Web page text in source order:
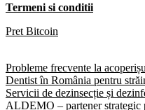
Termeni si conditii
Pret Bitcoin
Probleme frecvente la
Dentist în România pentru
Servicii de dezinsecție și
ALDEMO – partener strategic